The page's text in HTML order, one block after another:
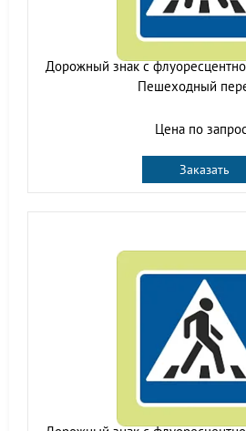
Дорожный знак с
Пешеходный
Цена по
Заказать